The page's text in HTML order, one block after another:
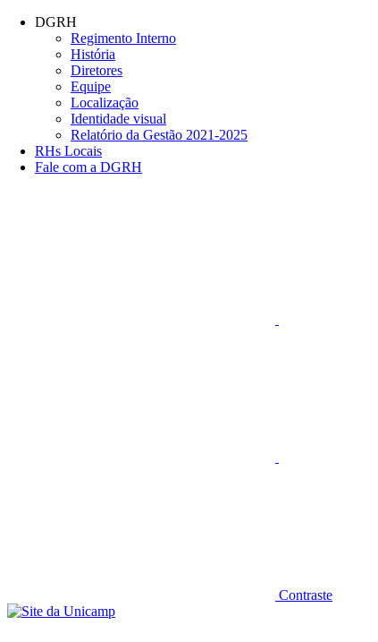
Conteúdo principal
DGRH
Regimento Interno
História
Diretores
Equipe
Localização
Identidade visual
Relatório da Gestão 2021-2025
RHs Locais
Fale com a DGRH
Contraste